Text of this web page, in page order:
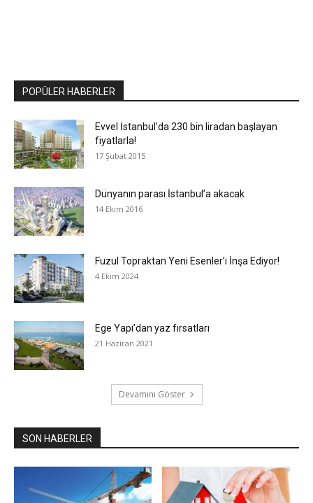
POPÜLER HABERLER
Evvel İstanbul’da 230 bin liradan başlayan
fiyatlarla!
17 Şubat 2015
Dünyanın parası İstanbul’a akacak
14 Ekim 2016
Fuzul Topraktan Yeni Esenler’i İnşa Ediyor!
4 Ekim 2024
Ege Yapı’dan yaz fırsatları
21 Haziran 2021
Devamını Göster
SON HABERLER